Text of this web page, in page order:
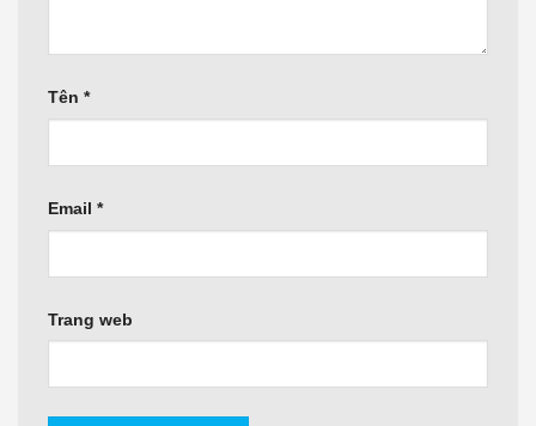
Tên *
Email *
Trang web